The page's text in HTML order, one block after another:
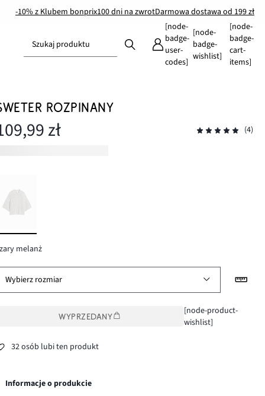
-10% z Klubem bonprix100 dni na zwrotDarmowa dostawa od 199 zł
Szukaj produktu
[node-
badge-
user-
codes]
[node-
badge-
wishlist]
[node-
badge-
cart-
items]
ROZPINANY
zł (4)
melanż
Wybierz rozmiar
WYPRZEDANY
[node-product-
wishlist]
32 osób lubi ten produkt
Informacje o produkcie